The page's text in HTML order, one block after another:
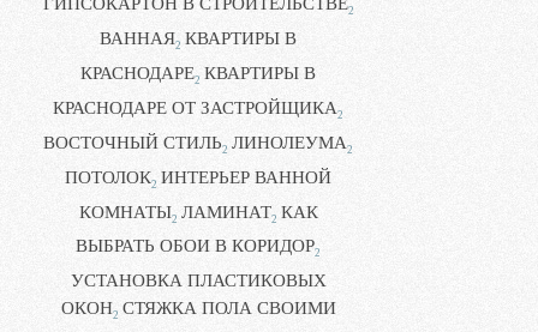
2
ВАННАЯ2 КВАРТИРЫ В
КРАСНОДАРЕ2 КВАРТИРЫ В
КРАСНОДАРЕ ОТ ЗАСТРОЙЩИКА2
ВОСТОЧНЫЙ СТИЛЬ2 ЛИНОЛЕУМА2
ПОТОЛОК2 ИНТЕРЬЕР ВАННОЙ
КОМНАТЫ2 ЛАМИНАТ2 КАК
ВЫБРАТЬ ОБОИ В КОРИДОР2
УСТАНОВКА ПЛАСТИКОВЫХ
ОКОН2 СТЯЖКА ПОЛА СВОИМИ